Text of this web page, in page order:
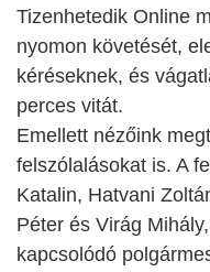
Tizenhetedik Online
nyomon követését,
kéréseknek, és
perces vitát.
Emellett nézőink
felszólalásokat is. A
Katalin, Hatvani
Péter és Virág
kapcsolódó